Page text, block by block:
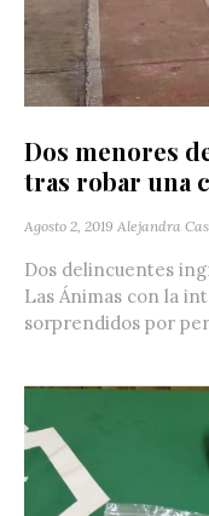
Dos menores
tras robar una
Agosto 2, 2019 Alejandra
Dos delincuentes
Las Ánimas con la
sorprendidos por